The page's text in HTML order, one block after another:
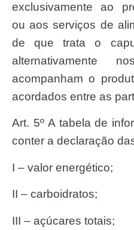
exclusivamente ao
ou aos serviços de
de que trata o
alternativamente
acompanham o
acordados entre as
Art. 5º A tabela de informação nutricional deve
conter a declaração
I – valor energético;
II – carboidratos;
III – açúcares totais;